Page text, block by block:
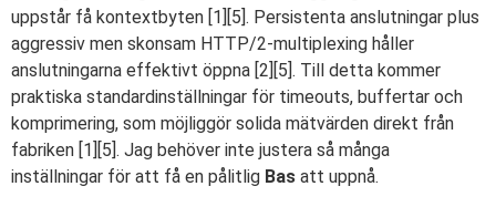
uppstår få kontextbyten [1][5]. Persistenta anslutningar plus
aggressiv men skonsam HTTP/2-multiplexing håller
anslutningarna effektivt öppna [2][5]. Till detta kommer
praktiska standardinställningar för timeouts, buffertar och
komprimering, som möjliggör solida mätvärden direkt från
fabriken [1][5]. Jag behöver inte justera så många
inställningar för att få en pålitlig Bas att uppnå.